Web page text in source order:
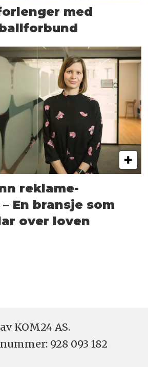
med
reklame-
En bransje som
over loven
KOM24 AS.
928 093 182